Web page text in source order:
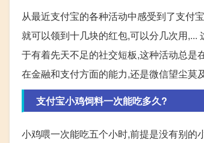
从最近支付宝的各种活动中感受到了支付
就可以领到十几块的红包,可以分几次用
于有着先天不足的社交短板,这种活动总是
在金融和支付方面的能力,还是微信望尘莫
支付宝小鸡饲料一次能吃多久?
小鸡喂一次能吃五个小时,前提是没有别的